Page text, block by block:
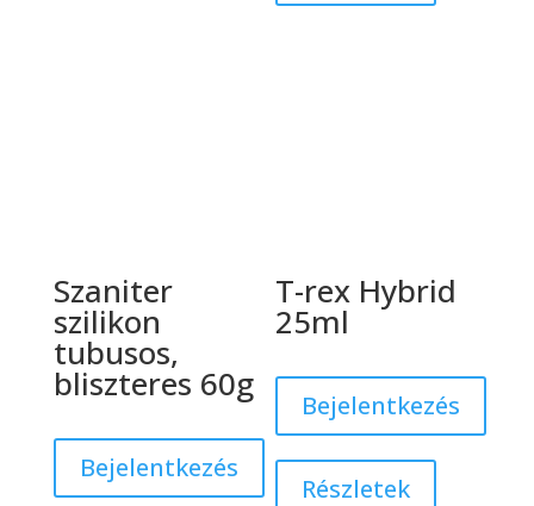
Szaniter
szilikon
tubusos,
bliszteres 60g
Bejelentkezés
T-rex Hybrid
25ml
Bejelentkezés
Részletek